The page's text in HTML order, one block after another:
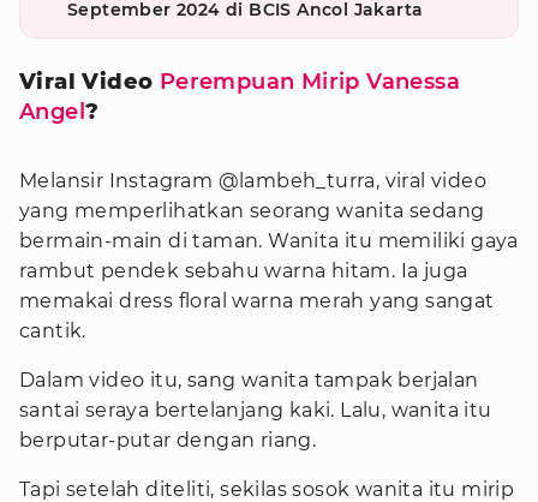
September 2024 di BCIS Ancol Jakarta
Viral Video Perempuan Mirip Vanessa
Angel ?
Melansir Instagram @lambeh_turra, viral video
yang memperlihatkan seorang wanita sedang
bermain-main di taman. Wanita itu memiliki gaya
rambut pendek sebahu warna hitam. Ia juga
memakai dress floral warna merah yang sangat
cantik.
Dalam video itu, sang wanita tampak berjalan
santai seraya bertelanjang kaki. Lalu, wanita itu
berputar-putar dengan riang.
Tapi setelah diteliti, sekilas sosok wanita itu mirip